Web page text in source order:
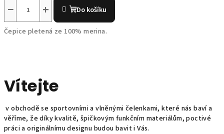
+
− Do košíku
Čepice pletená ze 100% merina.
Vítejte
v obchodě se sportovními a vlněnými čelenkami, které nás baví a
věříme, že díky kvalitě, špičkovým funkčním materiálům, poctivé
práci a originálnímu designu budou bavit i Vás.